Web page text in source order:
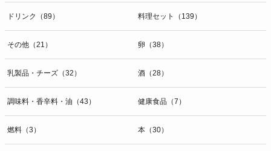
ドリンク（89） 料理セット（139）
その他（21） 卵（38）
乳製品・チーズ（32） 酒（28）
調味料・香辛料・油（43） 健康食品（7）
燃料（3） 本（30）